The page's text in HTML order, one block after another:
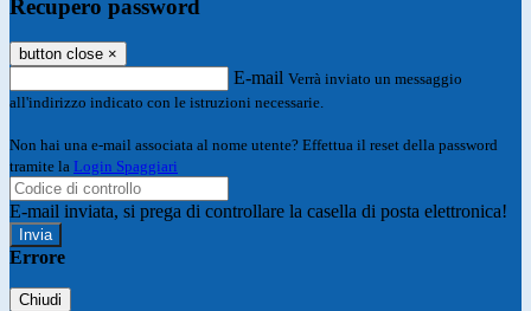
Recupero password
button close ×
E-mail Verrà inviato un messaggio
all'indirizzo indicato con le istruzioni necessarie.
Non hai una e-mail associata al nome utente? Effettua il reset della password
tramite la Login Spaggiari
E-mail inviata, si prega di controllare la casella di posta elettronica!
Errore
Chiudi